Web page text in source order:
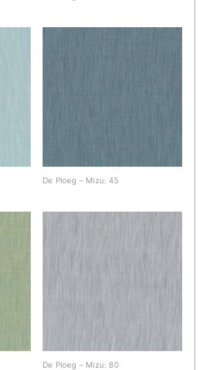
De Ploeg – Mizu: 45
De Ploeg – Mizu: 80
De Ploeg – Mizu: 80